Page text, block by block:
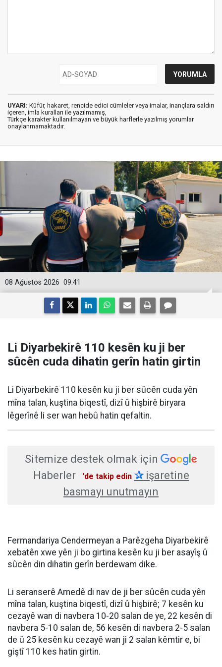
UYARI: Küfür, hakaret, rencide edici cümleler veya imalar, inançlara saldırı
içeren, imla kuralları ile yazılmamış,
Türkçe karakter kullanılmayan ve büyük harflerle yazılmış yorumlar
onaylanmamaktadır.
09:41
08 Ağustos 2026
Li Diyarbekirê 110 kesên ku ji ber
sûcên cuda dihatin gerîn hatin girtin
Li Diyarbekirê 110 kesên ku ji ber sûcên cuda yên
mîna talan, kuştina biqestî, dizî û hişbirê biryara
lêgerînê li ser wan hebû hatin qefaltin.
Sitemize destek olmak için
Haberler
'de takip edin ✰işaretine
basmayı unutmayın
Fermandariya Cendermeyan a Parêzgeha Diyarbekirê
xebatên xwe yên ji bo girtina kesên ku ji ber asayîş û
sûcên din dihatin gerîn berdewam dike.
Li seranserê Amedê di nav de ji ber sûcên cuda yên
mîna talan, kuştina biqestî, dizî û hişbirê; 7 kesên ku
cezayê wan di navbera 10-20 salan de ye, 22 kesên di
navbera 5-10 salan de, 56 kesên di navbera 2-5 salan
de û 25 kesên ku cezayê wan ji 2 salan kêmtir e, bi
giştî 110 kes hatin girtin.